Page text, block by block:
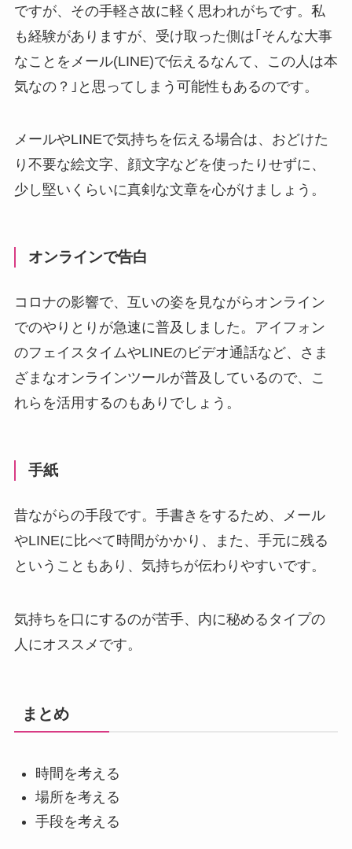
ですが、その手軽さ故に軽く思われがちです。私
も経験がありますが、受け取った側は｢そんな大事
なことをメール(LINE)で伝えるなんて、この人は本
気なの？｣と思ってしまう可能性もあるのです。
メールやLINEで気持ちを伝える場合は、おどけた
り不要な絵文字、顔文字などを使ったりせずに、
少し堅いくらいに真剣な文章を心がけましょう。
オンラインで告白
コロナの影響で、互いの姿を見ながらオンライン
でのやりとりが急速に普及しました。アイフォン
のフェイスタイムやLINEのビデオ通話など、さま
ざまなオンラインツールが普及しているので、こ
れらを活用するのもありでしょう。
手紙
昔ながらの手段です。手書きをするため、メール
やLINEに比べて時間がかかり、また、手元に残る
ということもあり、気持ちが伝わりやすいです。
気持ちを口にするのが苦手、内に秘めるタイプの
人にオススメです。
まとめ
時間を考える
場所を考える
手段を考える